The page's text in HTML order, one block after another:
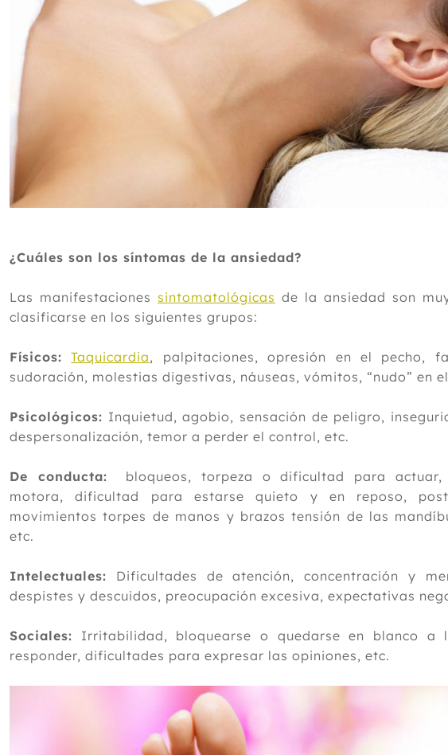
¿Cuáles son los síntomas de la ansiedad?
Las manifestaciones sintomatológicas de la ansiedad son
clasificarse en los siguientes grupos:
Físicos: Taquicardia, palpitaciones, opresión en el pecho,
sudoración, molestias digestivas, náuseas, vómitos, “nudo” en
Psicológicos: Inquietud, agobio, sensación de peligro,
despersonalización, temor a perder el control, etc.
De conducta: bloqueos, torpeza o dificultad para actuar,
motora, dificultad para estarse quieto y en reposo,
movimientos torpes de manos y brazos tensión de las
etc.
Intelectuales: Dificultades de atención, concentración y
despistes y descuidos, preocupación excesiva, expectativas
Sociales: Irritabilidad, bloquearse o quedarse en blanco a
responder, dificultades para expresar las opiniones, etc.